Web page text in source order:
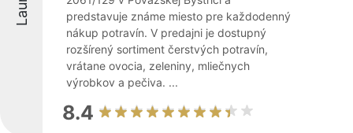
predstavuje známe miesto pre každodenný
nákup potravín. V predajni je dostupný
rozšírený sortiment čerstvých potravín,
vrátane ovocia, zeleniny, mliečnych
výrobkov a pečiva. ...
8.4